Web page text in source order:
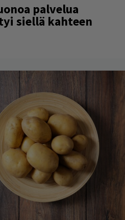
palvelua
siellä kahteen